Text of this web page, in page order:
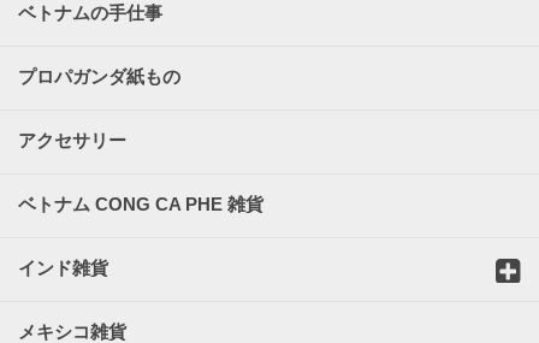
ベトナムの手仕事
プロパガンダ紙もの
アクセサリー
ベトナム CONG CA PHE 雑貨
インド雑貨
メキシコ雑貨